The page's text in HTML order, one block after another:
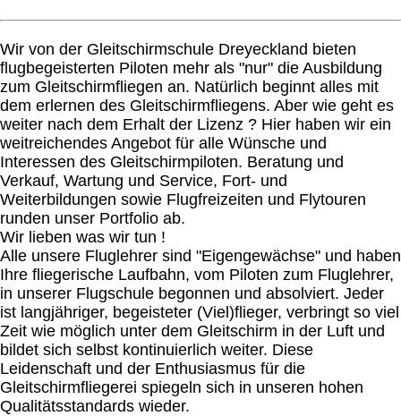
Wir von der Gleitschirmschule Dreyeckland bieten
flugbegeisterten Piloten mehr als "nur" die Ausbildung
zum Gleitschirmfliegen an. Natürlich beginnt alles mit
dem erlernen des Gleitschirmfliegens. Aber wie geht es
weiter nach dem Erhalt der Lizenz ? Hier haben wir ein
weitreichendes Angebot für alle Wünsche und
Interessen des Gleitschirmpiloten. Beratung und
Verkauf, Wartung und Service, Fort- und
Weiterbildungen sowie Flugfreizeiten und Flytouren
runden unser Portfolio ab.
Wir lieben was wir tun !
Alle unsere Fluglehrer sind "Eigengewächse" und haben
Ihre fliegerische Laufbahn, vom Piloten zum Fluglehrer,
in unserer Flugschule begonnen und absolviert. Jeder
ist langjähriger, begeisteter (Viel)flieger, verbringt so viel
Zeit wie möglich unter dem Gleitschirm in der Luft und
bildet sich selbst kontinuierlich weiter. Diese
Leidenschaft und der Enthusiasmus für die
Gleitschirmfliegerei spiegeln sich in unseren hohen
Qualitätsstandards wieder.